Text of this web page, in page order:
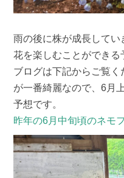
雨の後に株が成長して
花を楽しむことができ
ブログは下記からご覧
が一番綺麗なので、6月
予想です。
昨年の6月中旬頃のネモ